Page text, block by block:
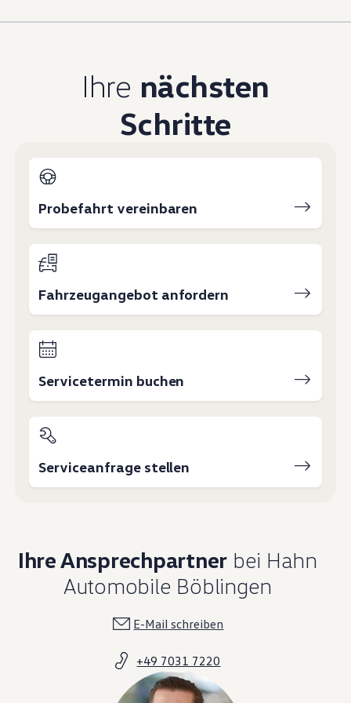
Lifestyle
Volkswagen R
Pannen- und Unfallhilfe
Volkswagen Kundenbetreuung
Ihre nächsten
Schritte
Probefahrt vereinbaren
Fahrzeugangebot anfordern
Servicetermin buchen
Serviceanfrage stellen
Ihre Ansprechpartner bei Hahn
Automobile Böblingen
E-Mail schreiben
+49 7031 7220